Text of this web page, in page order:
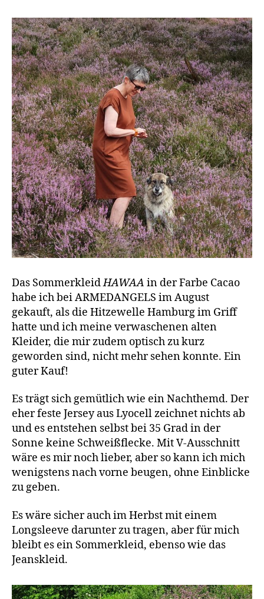
Das SommerkleidHAWAA in der Farbe Cacao
habe ich bei ARMEDANGELS im August
gekauft, als die Hitzewelle Hamburg im Griff
hatte und ich meine verwaschenen alten
Kleider, die mir zudem optisch zu kurz
geworden sind, nicht mehr sehen konnte. Ein
guter Kauf!
Es trägt sich gemütlich wie ein Nachthemd. Der
eher feste Jersey aus Lyocell zeichnet nichts ab
und es entstehen selbst bei 35 Grad in der
Sonne keine Schweißflecke. Mit V-Ausschnitt
wäre es mir noch lieber, aber so kann ich mich
wenigstens nach vorne beugen, ohne Einblicke
zu geben.
Es wäre sicher auch im Herbst mit einem
Longsleeve darunter zu tragen, aber für mich
bleibt es ein Sommerkleid, ebenso wie das
Jeanskleid.